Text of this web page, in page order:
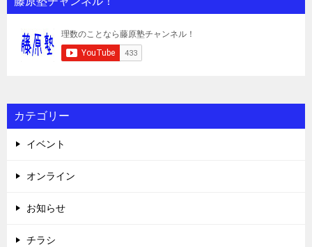
カテゴリー
イベント
オンライン
お知らせ
チラシ